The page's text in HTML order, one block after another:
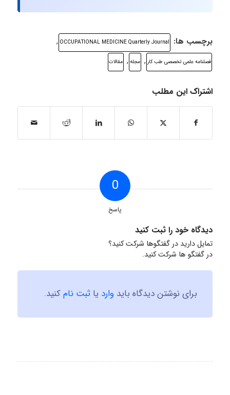
برچسب ها: OCCUPATIONAL MEDICINE Quarterly Journal
,
فصلنامه علمی تخصصی طب کار , مجله , مقالات
اشتراک این مطلب
0
پاسخ
دیدگاه خود را ثبت کنید
تمایل دارید در گفتگوها شرکت کنید؟
در گفتگو ها شرکت کنید.
برای نوشتن دیدگاه باید وارد یا ثبت نامکنید.